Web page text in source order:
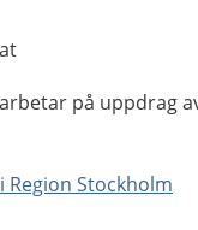
på uppdrag
Region Stockholm